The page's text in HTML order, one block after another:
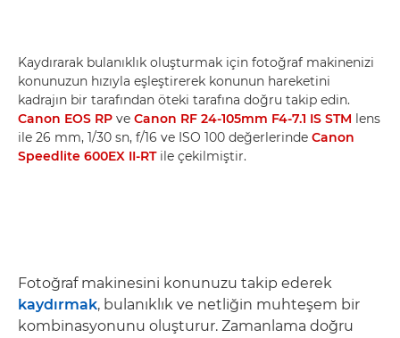
Kaydırarak bulanıklık oluşturmak için fotoğraf makinenizi
konunuzun hızıyla eşleştirerek konunun hareketini
kadrajın bir tarafından öteki tarafına doğru takip edin.
Canon EOS RP ve Canon RF 24-105mm F4-7.1 IS STM lens
ile 26 mm, 1/30 sn, f/16 ve ISO 100 değerlerinde Canon
Speedlite 600EX II-RTile çekilmiştir.
Fotoğraf makinesini konunuzu takip ederek
kaydırmak, bulanıklık ve netliğin muhteşem bir
kombinasyonunu oluşturur. Zamanlama doğru